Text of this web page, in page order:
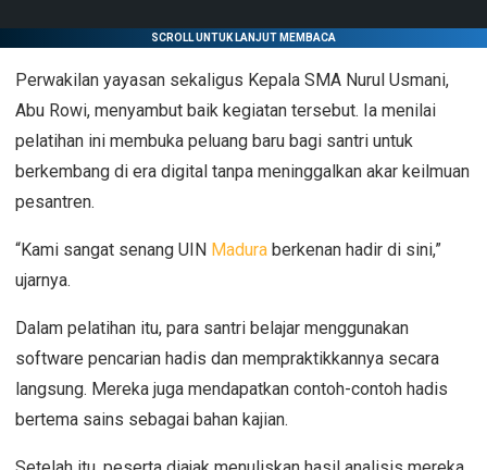
SCROLL UNTUK LANJUT MEMBACA
Perwakilan yayasan sekaligus Kepala SMA Nurul Usmani,
Abu Rowi, menyambut baik kegiatan tersebut. Ia menilai
pelatihan ini membuka peluang baru bagi santri untuk
berkembang di era digital tanpa meninggalkan akar keilmuan
pesantren.
“Kami sangat senang UIN Madura berkenan hadir di sini,”
ujarnya.
Dalam pelatihan itu, para santri belajar menggunakan
software pencarian hadis dan mempraktikkannya secara
langsung. Mereka juga mendapatkan contoh-contoh hadis
bertema sains sebagai bahan kajian.